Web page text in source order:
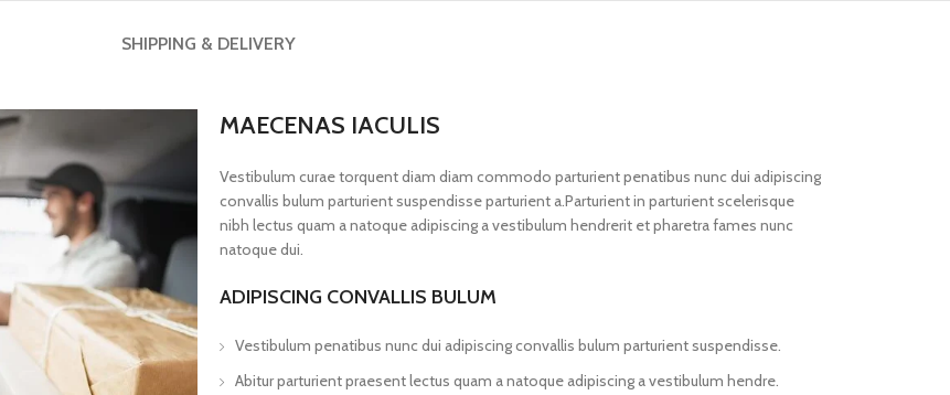
SHIPPING & DELIVERY
MAECENAS IACULIS
Vestibulum curae torquent diam diam commodo parturient penatibus nunc dui adipiscing
convallis bulum parturient suspendisse parturient a.Parturient in parturient scelerisque
nibh lectus quam a natoque adipiscing a vestibulum hendrerit et pharetra fames nunc
natoque dui.
ADIPISCING CONVALLIS BULUM
Vestibulum penatibus nunc dui adipiscing convallis bulum parturient suspendisse.
Abitur parturient praesent lectus quam a natoque adipiscing a vestibulum hendre.